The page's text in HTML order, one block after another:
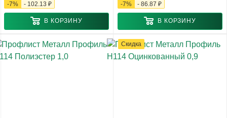
-7% - 102.13 ₽
В КОРЗИНУ
-7% - 86.87 ₽
В КОРЗИНУ
Скидка